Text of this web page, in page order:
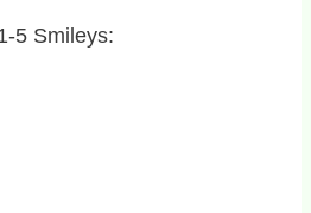
5 Smileys: